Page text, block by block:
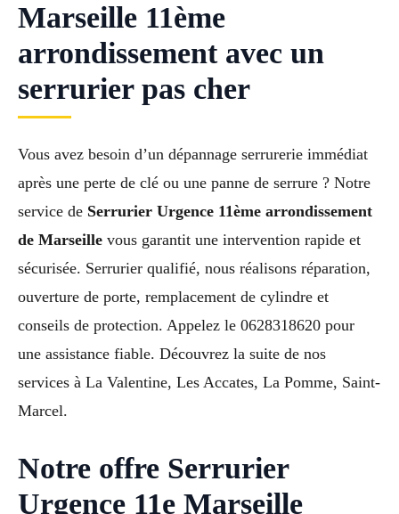
Marseille 11ème
arrondissement avec un
serrurier pas cher
Vous avez besoin d’un dépannage serrurerie immédiat
après une perte de clé ou une panne de serrure ? Notre
service de Serrurier Urgence 11ème arrondissement
de Marseille vous garantit une intervention rapide et
sécurisée. Serrurier qualifié, nous réalisons réparation,
ouverture de porte, remplacement de cylindre et
conseils de protection. Appelez le 0628318620 pour
une assistance fiable. Découvrez la suite de nos
services à La Valentine, Les Accates, La Pomme, Saint-
Marcel.
Notre offre Serrurier
Urgence 11e Marseille